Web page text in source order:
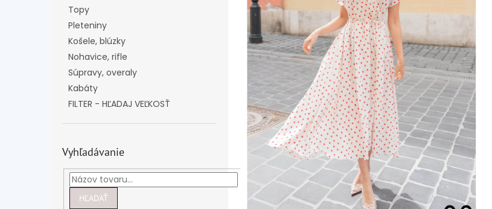
Topy
Pleteniny
Košele, blúzky
Nohavice, rifle
Súpravy, overaly
Kabáty
FILTER - HĽADAJ VEĽKOSŤ
Vyhľadávanie
HĽADAŤ